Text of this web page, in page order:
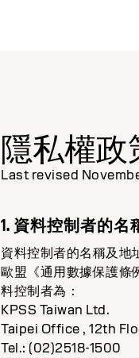
隱私權政
Last revised
1. 資料控制者的
資料控制者的名稱及地
歐盟《通用數據保護條
料控制者為：
KPSS Taiwan Ltd.
Taipei Office , 12th
Tel.: (02)2518-1500